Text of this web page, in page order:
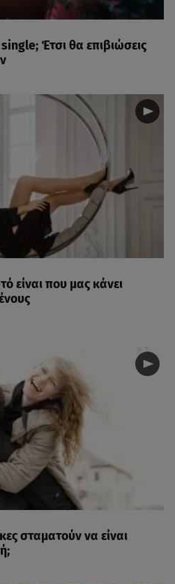
Έτσι θα επιβιώσεις
είναι που μας κάνει
σταματούν να είναι